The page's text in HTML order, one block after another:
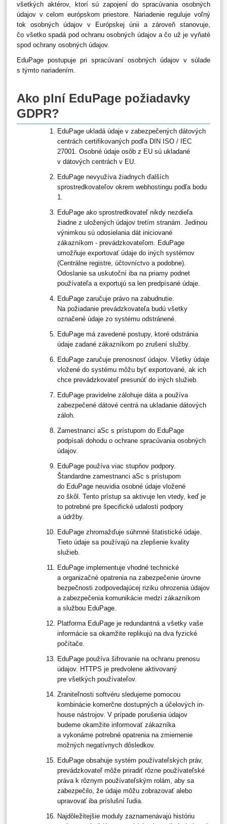
všetkých aktérov, ktorí sú zapojení do spracúvania osobných
údajov v celom európskom priestore. Nariadenie reguluje voľný
tok osobných údajov v Európskej únii a zároveň stanovuje,
čo všetko spadá pod ochranu osobných údajov a čo už je vyňaté
spod ochrany osobných údajov.
EduPage postupuje pri spracúvaní osobných údajov v súlade
s týmto nariadením.
Ako plní EduPage požiadavky
GDPR?
EduPage ukladá údaje v zabezpečených dátových
centrách certifikovaných podľa DIN ISO / IEC
27001. Osobné údaje osôb z EU sú ukladané
v dátových centrách v EU.
EduPage nevyužíva žiadnych ďalších
sprostredkovateľov okrem webhostingu podľa bodu
1.
EduPage ako sprostredkovateľ nikdy nezdieľa
žiadne z uložených údajov tretím stranám. Jedinou
výnimkou sú odosielania dát iniciované
zákazníkom - prevádzkovateľom. EduPage
umožňuje exportovať údaje do iných systémov
(Centrálne registre, účtovníctvo a podobne).
Odoslanie sa uskutoční iba na priamy podnet
používateľa a exportujú sa len predpísané údaje.
EduPage zaručuje právo na zabudnutie.
Na požiadanie prevádzkovateľa budú všetky
označené údaje zo systému odstránené.
EduPage má zavedené postupy, ktoré odstránia
údaje zadané zákazníkom po zrušení služby.
EduPage zaručuje prenosnosť údajov. Všetky údaje
vložené do systému môžu byť exportované, ak ich
chce prevádzkovateľ presunúť do iných služieb.
EduPage pravidelne zálohuje dáta a používa
zabezpečené dátové centrá na ukladanie dátových
záloh.
Zamestnanci aSc s prístupom do EduPage
podpísali dohodu o ochrane spracúvania osobných
údajov.
EduPage používa viac stupňov podpory.
Štandardne zamestnanci aSc s prístupom
do EduPage neuvidia osobné údaje vložené
zo škôl. Tento prístup sa aktivuje len vtedy, keď je
to potrebné pre špecifické udalosti podpory
a údržby.
EduPage zhromažďuje súhrnné štatistické údaje.
Tieto údaje sa používajú na zlepšenie kvality
služieb.
EduPage implementuje vhodné technické
a organizačné opatrenia na zabezpečenie úrovne
bezpečnosti zodpovedajúcej riziku ohrozenia údajov
a zabezpečenia komunikácie medzi zákazníkom
a službou EduPage.
Platforma EduPage je redundantná a všetky vaše
informácie sa okamžite replikujú na dva fyzické
počítače.
EduPage používa šifrovanie na ochranu prenosu
údajov. HTTPS je predvolene aktivovaný
pre všetkých používateľov.
Zraniteľnosti softvéru sledujeme pomocou
kombinácie komerčne dostupných a účelových in-
house nástrojov. V prípade porušenia údajov
budeme okamžite informovať zákazníka
a vykonáme potrebné opatrenia na zmiernenie
možných negatívnych dôsledkov.
EduPage obsahuje systém používateľských práv,
prevádzkovateľ môže priradiť rôzne používateľské
práva k rôznym používateľským rolám, aby sa
zabezpečilo, že údaje môžu zobrazovať alebo
upravovať iba príslušní ľudia.
Najdôležitejšie moduly zaznamenávajú históriu